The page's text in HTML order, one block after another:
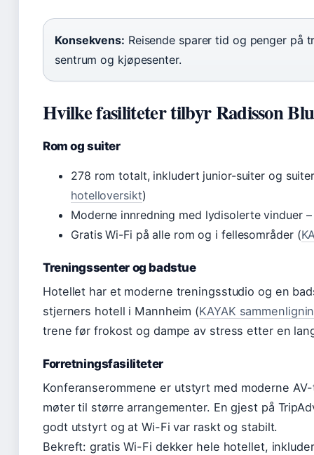
Konsekvens: Reisende sparer tid og penger på
sentrum og kjøpesenter.
Hvilke fasiliteter tilbyr Radisson
Rom og suiter
278 rom totalt, inkludert junior-suiter og
hotelloversikt)
Moderne innredning med lydisolerte vinduer
Gratis Wi-Fi på alle rom og i fellesområder (
Treningssenter og badstue
Hotellet har et moderne treningsstudio og en
stjerners hotell i Mannheim (KAYAK
trene før frokost og dampe av stress etter en
Forretningsfasiliteter
Konferanserommene er utstyrt med moderne
møter til større arrangementer. En gjest på
godt utstyrt og at Wi-Fi var raskt og stabilt.
Bekreft: gratis Wi-Fi dekker hele hotellet,